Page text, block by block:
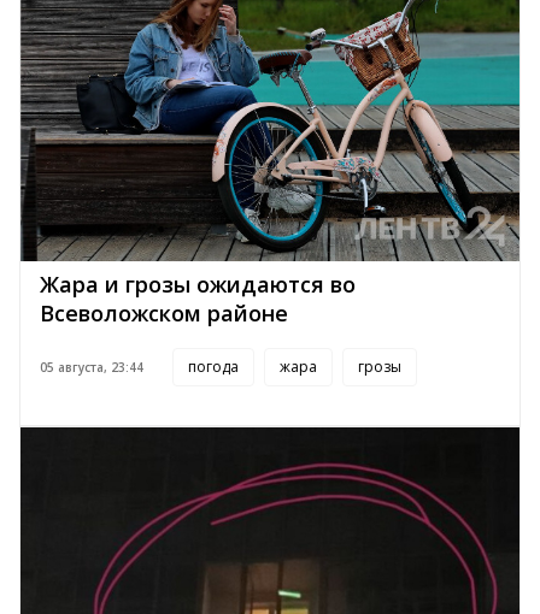
Жара и грозы ожидаются во
Всеволожском районе
05 августа, 23:44 погода жара грозы